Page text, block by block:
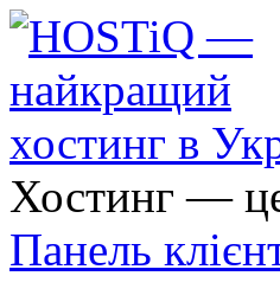
Хостинг —
Панель